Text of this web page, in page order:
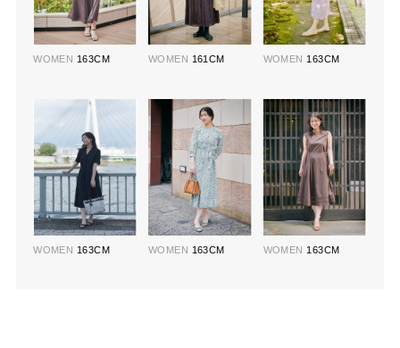
WOMEN 163CM WOMEN 161CM WOMEN 163CM
WOMEN 163CM WOMEN 163CM WOMEN 163CM